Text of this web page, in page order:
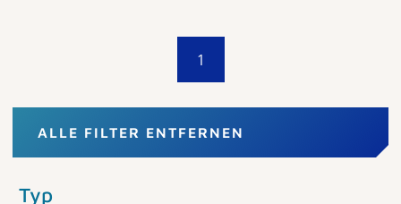
1
ALLE FILTER ENTFERNEN
Typ